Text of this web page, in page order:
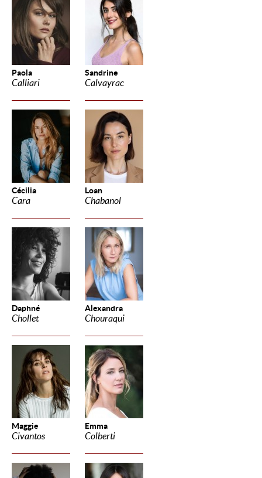
Paola
Calliari
Sandrine
Calvayrac
Cécilia
Cara
Loan
Chabanol
Daphné
Chollet
Alexandra
Chouraqui
Maggie
Civantos
Emma
Colberti